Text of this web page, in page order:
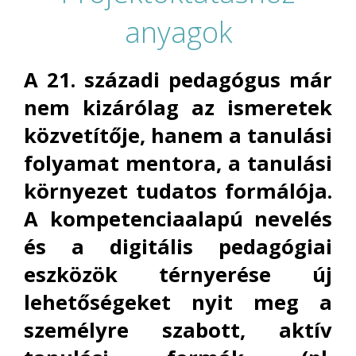
anyagok
A 21. századi pedagógus már
nem kizárólag az ismeretek
közvetítője, hanem a tanulási
folyamat mentora, a tanulási
környezet tudatos formálója.
A kompetenciaalapú nevelés
és a digitális pedagógiai
eszközök térnyerése új
lehetőségeket nyit meg a
személyre szabott, aktív